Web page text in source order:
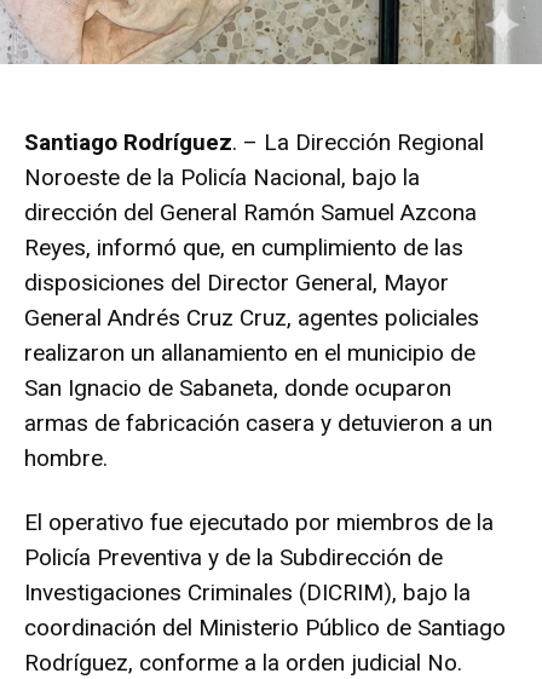
Santiago Rodríguez. – La Dirección Regional
Noroeste de la Policía Nacional, bajo la
dirección del General Ramón Samuel Azcona
Reyes, informó que, en cumplimiento de las
disposiciones del Director General, Mayor
General Andrés Cruz Cruz, agentes policiales
realizaron un allanamiento en el municipio de
San Ignacio de Sabaneta, donde ocuparon
armas de fabricación casera y detuvieron a un
hombre.
El operativo fue ejecutado por miembros de la
Policía Preventiva y de la Subdirección de
Investigaciones Criminales (DICRIM), bajo la
coordinación del Ministerio Público de Santiago
Rodríguez, conforme a la orden judicial No.